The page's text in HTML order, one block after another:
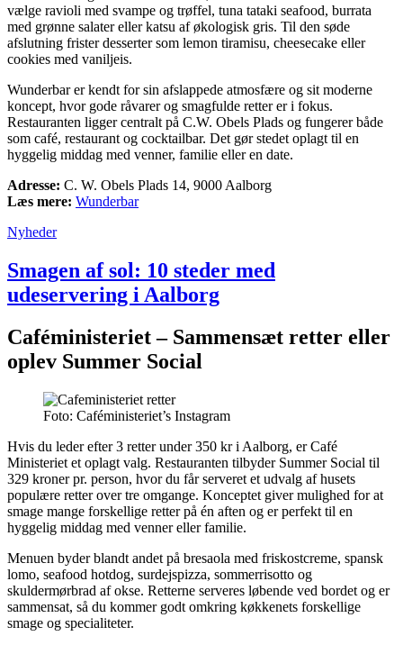
vælge ravioli med svampe og trøffel, tuna tataki seafood, burrata
med grønne salater eller katsu af økologisk gris. Til den søde
afslutning frister desserter som lemon tiramisu, cheesecake eller
cookies med vaniljeis.
Wunderbar er kendt for sin afslappede atmosfære og sit moderne
koncept, hvor gode råvarer og smagfulde retter er i fokus.
Restauranten ligger centralt på C.W. Obels Plads og fungerer både
som café, restaurant og cocktailbar. Det gør stedet oplagt til en
hyggelig middag med venner, familie eller en date.
Adresse: C. W. Obels Plads 14, 9000 Aalborg
Læs mere: Wunderbar
Nyheder
Smagen af sol: 10 steder med
udeservering i Aalborg
Caféministeriet – Sammensæt retter eller
oplev Summer Social
Foto: Caféministeriet’s Instagram
Hvis du leder efter3 retter under 350 kr i Aalborg, er Café
Ministeriet et oplagt valg. Restauranten tilbyder Summer Social til
329 kroner pr. person, hvor du får serveret et udvalg af husets
populære retter over tre omgange. Konceptet giver mulighed for at
smage mange forskellige retter på én aften og er perfekt til en
hyggelig middag med venner eller familie.
Menuen byder blandt andet på bresaola med friskostcreme, spansk
lomo, seafood hotdog, surdejspizza, sommerrisotto og
skuldermørbrad af okse. Retterne serveres løbende ved bordet og er
sammensat, så du kommer godt omkring køkkenets forskellige
smage og specialiteter.